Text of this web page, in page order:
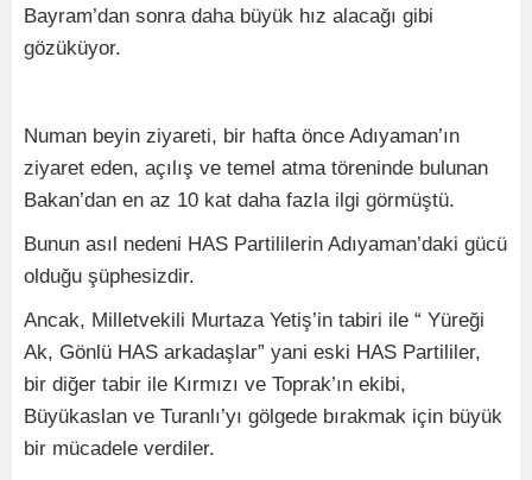
Bayram’dan sonra daha büyük hız alacağı gibi
gözüküyor.
Numan beyin ziyareti, bir hafta önce Adıyaman’ın
ziyaret eden, açılış ve temel atma töreninde bulunan
Bakan’dan en az 10 kat daha fazla ilgi görmüştü.
Bunun asıl nedeni HAS Partililerin Adıyaman’daki gücü
olduğu şüphesizdir.
Ancak, Milletvekili Murtaza Yetiş’in tabiri ile “ Yüreği
Ak, Gönlü HAS arkadaşlar” yani eski HAS Partililer,
bir diğer tabir ile Kırmızı ve Toprak’ın ekibi,
Büyükaslan ve Turanlı’yı gölgede bırakmak için büyük
bir mücadele verdiler.